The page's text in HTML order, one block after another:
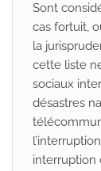
Sont
cas fortuit,
la
cette liste
sociaux
désastres
interruption